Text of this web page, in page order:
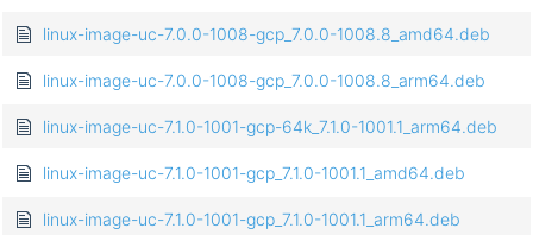
linux-image-uc-7.0.0-1008-gcp_7.0.0-1008.8_amd64.deb
linux-image-uc-7.0.0-1008-gcp_7.0.0-1008.8_arm64.deb
linux-image-uc-7.1.0-1001-gcp-64k_7.1.0-1001.1_arm64.deb
linux-image-uc-7.1.0-1001-gcp_7.1.0-1001.1_amd64.deb
linux-image-uc-7.1.0-1001-gcp_7.1.0-1001.1_arm64.deb